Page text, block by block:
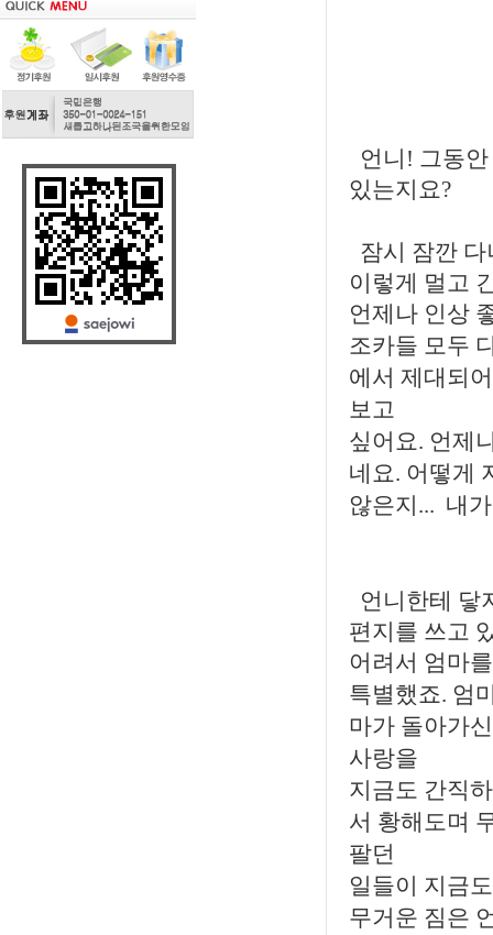
언니! 그동
있는지요?
잠시 잠깐
이렇게 멀고
언제나 인상
조카들 모두
에서 제대되
보고
싶어요. 언제
네요. 어떻게
않은지... 내
언니한테 닿
편지를 쓰고
어려서 엄마
특별했죠. 엄
마가 돌아가
사랑을
지금도 간직
서 황해도며
팔던
일들이 지금
무거운 짐은